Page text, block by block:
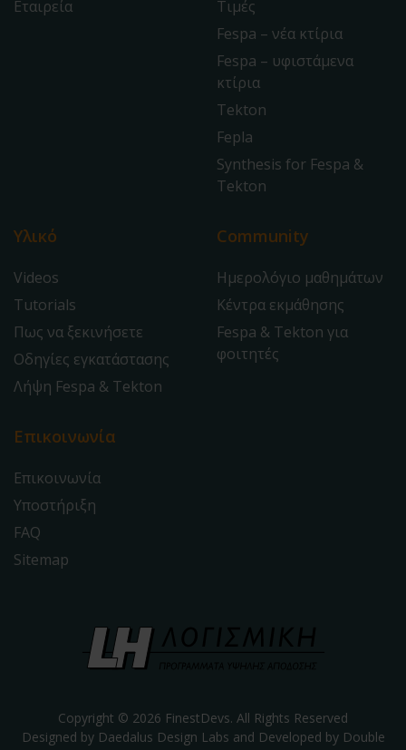
Εταιρεία
Τιμές
Fespa – νέα κτίρια
Fespa – υφιστάμενα
κτίρια
Tekton
Fepla
Synthesis for Fespa &
Tekton
Υλικό
Videos
Tutorials
Πως να ξεκινήσετε
Οδηγίες εγκατάστασης
Λήψη Fespa & Tekton
Community
Ημερολόγιο μαθημάτων
Κέντρα εκμάθησης
Fespa & Tekton για
φοιτητές
Επικοινωνία
Επικοινωνία
Υποστήριξη
FAQ
Sitemap
Copyright © 2026 FinestDevs. All Rights Reserved
Designed by Daedalus Design Labs and Developed by Double